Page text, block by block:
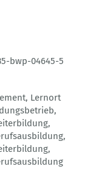
bwp-04645-5
, Lernort
,
,
,
,